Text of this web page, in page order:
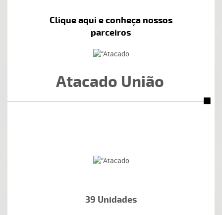
Clique aqui e conheça nossos
parceiros
Atacado União
39 Unidades